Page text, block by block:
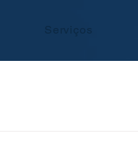
Serviços